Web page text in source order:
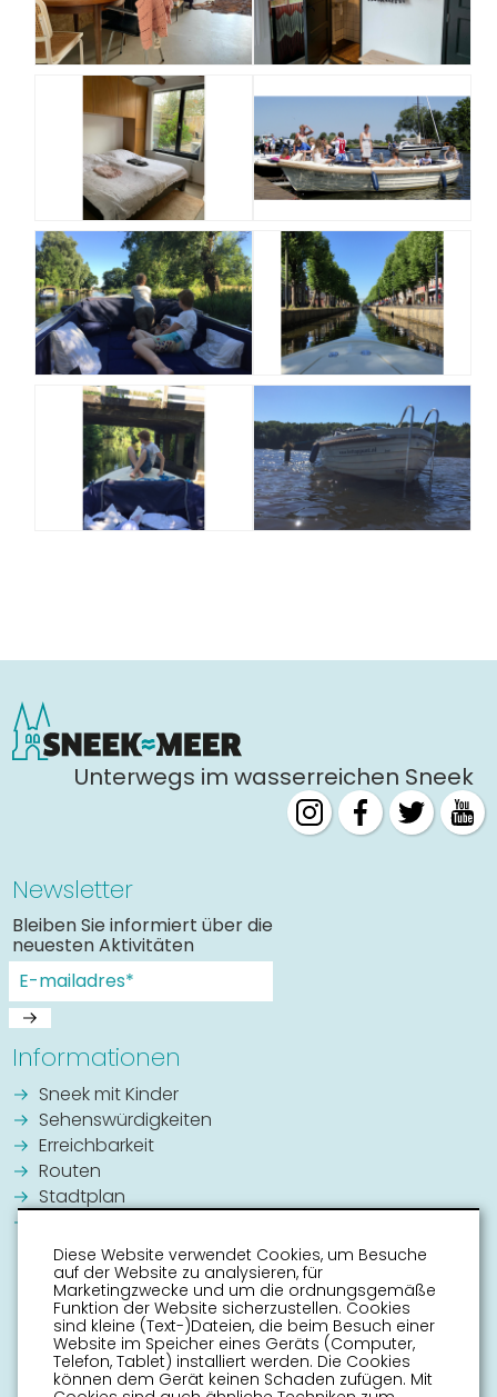
Unterwegs im wasserreichen Sneek
Newsletter
Bleiben Sie informiert über die
neuesten Aktivitäten
Informationen
Sneek mit Kinder
Sehenswürdigkeiten
Erreichbarkeit
Routen
Stadtplan
Diese Website verwendet Cookies, um Besuche
auf der Website zu analysieren, für
Marketingzwecke und um die ordnungsgemäße
Funktion der Website sicherzustellen. Cookies
sind kleine (Text-)Dateien, die beim Besuch einer
Website im Speicher eines Geräts (Computer,
Telefon, Tablet) installiert werden. Die Cookies
können dem Gerät keinen Schaden zufügen. Mit